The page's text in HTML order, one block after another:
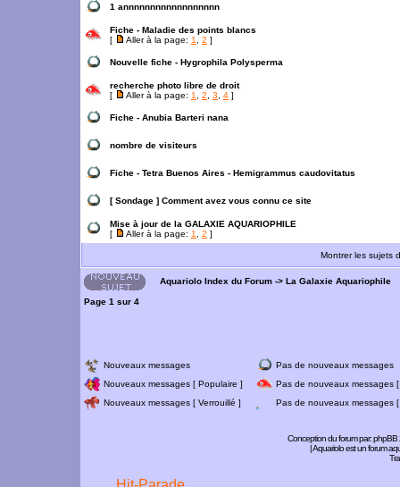
1 annnnnnnnnnnnnnnnnn
Fiche - Maladie des points blancs
[
Aller à la page: 1 2 ]
Nouvelle fiche - Hygrophila Polysperma
recherche photo libre de droit
[
Aller à la page: 1 2 3 4 ]
Fiche - Anubia Barteri nana
nombre de visiteurs
Fiche - Tetra Buenos Aires - Hemigrammus caudovitatus
[ Sondage ] Comment avez vous connu ce site
Mise à jour de la GALAXIE AQUARIOPHILE
[
Aller à la page: 1 2 ]
Montrer les sujets
Aquariolo Index du Forum -> La Galaxie Aquariophile
Page 1 sur 4
Nouveaux messages
Pas de nouveaux messages
Nouveaux messages [ Populaire ]
Pas de nouveaux messages
Nouveaux messages [ Verrouillé ]
Pas de nouveaux messages [
Conception du forum par:phpBB
| Aquariolo est un forum